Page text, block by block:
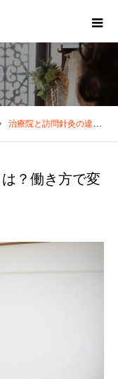
治療院と訪問針灸の違いとは？働き方で変わる治療の本質
？働き方で変